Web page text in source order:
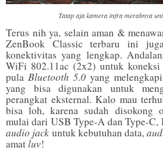
Tatap aja kamera infra merahnya
Terus nih ya, selain aman &
ZenBook Classic terbaru ini
konektivitas yang lengkap.
WiFi 802.11ac (2x2) untuk
pula Bluetooth 5.0 yang
yang bisa digunakan untuk
perangkat eksternal. Kalo mau
bisa loh, karena sudah disokong
mulai dari USB Type-A dan Type-
audio jack untuk kebutuhan data,
amatluv!